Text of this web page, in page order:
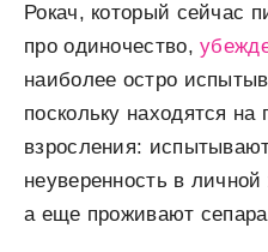
Рокач, который сейчас
про одиночество,
наиболее остро
поскольку находятся на
взросления:
неуверенность в
а еще проживают